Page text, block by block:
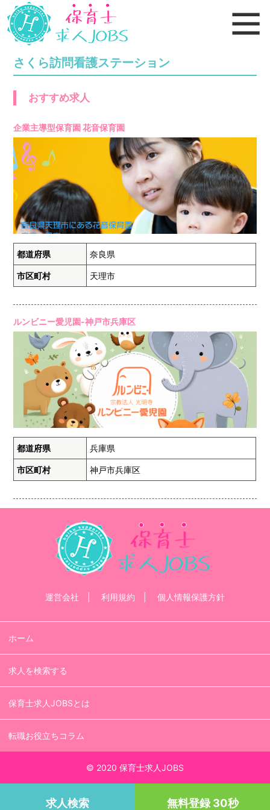
さくら訪問看護ステーション
おすすめ求人
企業主導型保育園 花音保育園
都道府県 奈良県
市区町村 天理市
ルンビニー愛児園-神戸市兵庫区
都道府県 兵庫県
市区町村 神戸市兵庫区
運営会社 利用規約 個人情報保護方針
ホーム
求人を検索する
保育士求人JOBSとは
転職お役立ちコラム
© 2020 保育士求人JOBS
求人検索 無料登録 30秒